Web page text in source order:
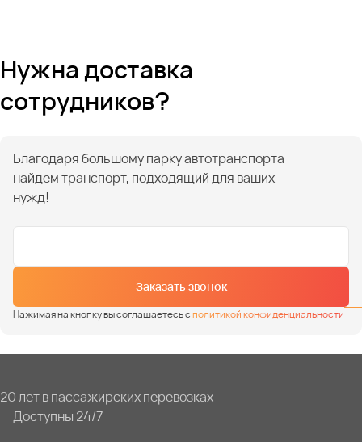
Нужна доставка
сотрудников?
Благодаря большому парку автотранспорта
найдем транспорт, подходящий для ваших
нужд!
Заказать звонок
Нажимая на кнопку вы соглашаетесь сполитикой конфиденциальности
20 лет в пассажирских перевозках
Доступны 24/7